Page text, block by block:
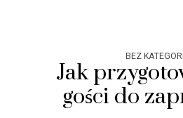
BEZ
Jak
gości do